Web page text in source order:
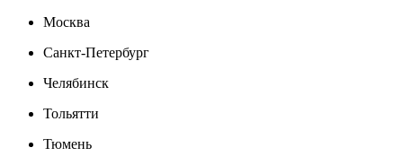
Москва
Санкт-Петербург
Челябинск
Тольятти
Тюмень